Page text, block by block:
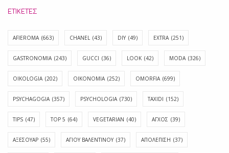
ΕΤΙΚΈΤΕΣ
AFIEROMA (663) CHANEL (43) DIY (49) EXTRA (251)
GASTRONOMIA (243) GUCCI (36) LOOK (42) MODA (326)
OIKOLOGIA (202) OIKONOMIA (252) OMORFIA (699)
PSYCHAGOGIA (357) PSYCHOLOGIA (730) TAXIDI (152)
TIPS (47) TOP 5 (64) VEGETARIAN (40) ΑΓΧΟΣ (39)
ΑΞΕΣΟΥΑΡ (55) ΑΓΊΟΥ ΒΑΛΕΝΤΊΝΟΥ (37) ΑΠΟΛΈΠΙΣΗ (37)